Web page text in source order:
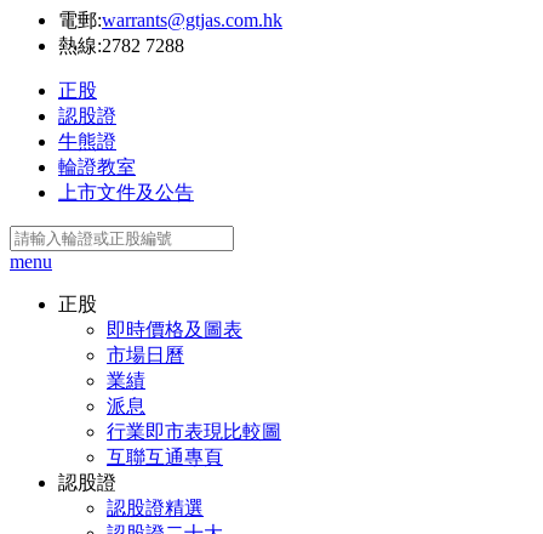
電郵:warrants@gtjas.com.hk
熱線:2782 7288
正股
認股證
牛熊證
輪證教室
上市文件及公告
menu
正股
即時價格及圖表
市場日曆
業績
派息
行業即市表現比較圖
互聯互通專頁
認股證
認股證精選